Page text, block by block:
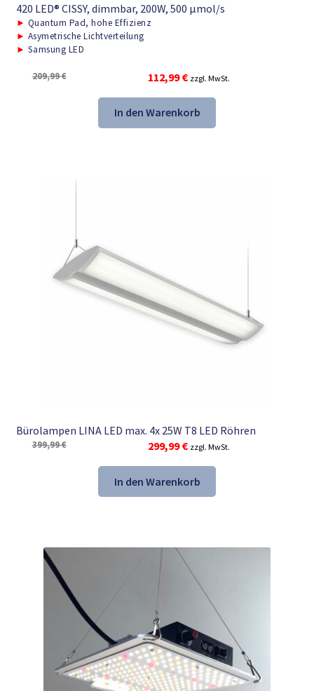
420 LED® CISSY, dimmbar, 200W, 500 μmol/s
► Quantum Pad, hohe Effizienz
► Asymetrische Lichtverteilung
► Samsung LED
209,99€
Ursprünglicher
war:
209,99 €
112,99€Aktueller
ist:
112,99 €.
zzgl. MwSt.
In den Warenkorb
Bürolampen LINA LED max. 4x 25W T8 LED Röhren
399,99€
Ursprünglicher
war:
399,99 €
299,99€Aktueller
ist:
299,99 €.
zzgl. MwSt.
In den Warenkorb